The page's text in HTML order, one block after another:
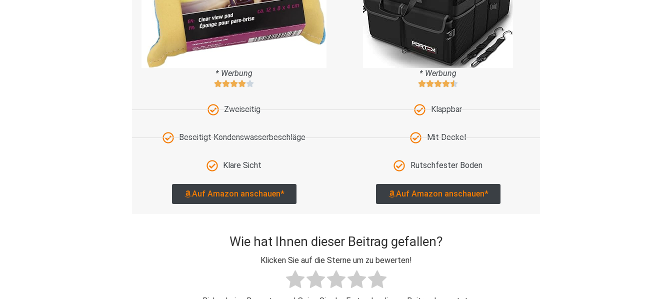
* Werbung
Zweiseitig
Beseitigt Kondenswasserbeschläge
Klare Sicht
Auf Amazon anschauen*
* Werbung
Klappbar
Mit Deckel
Rutschfester Boden
Auf Amazon anschauen*
Wie hat Ihnen dieser Beitrag gefallen?
Klicken Sie auf die Sterne um zu bewerten!